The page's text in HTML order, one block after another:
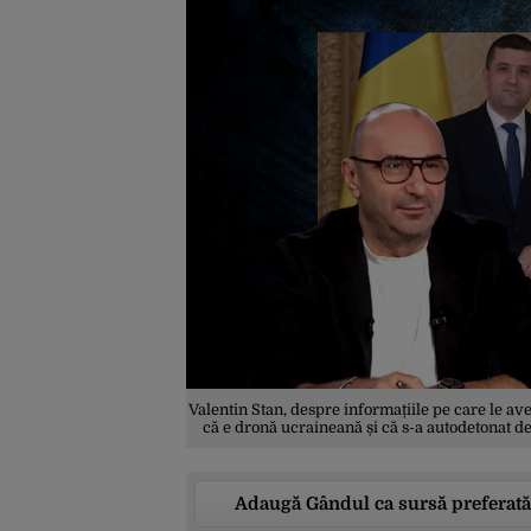
Valentin Stan, despre informațiile pe care le
că e dronă ucraineană și că s-a autodetonat
Adaugă Gândul ca sursă preferată